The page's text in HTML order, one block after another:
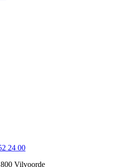
24 00
Vilvoorde